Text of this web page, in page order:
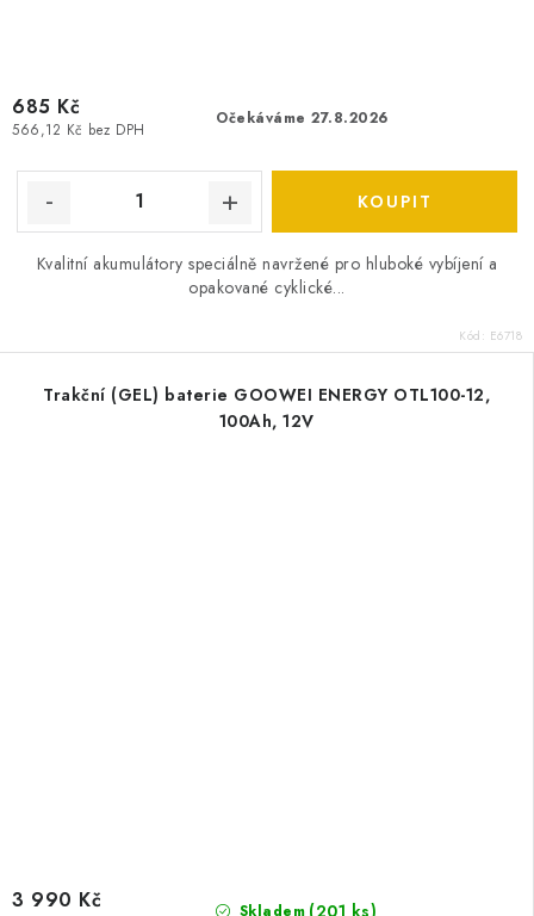
Očekáváme 27.8.2026
566,12 Kč bez DPH
685 Kč
Kvalitní akumulátory speciálně navržené pro hluboké vybíjení a
opakované cyklické...
Kód: E6718
Trakční (GEL) baterie GOOWEI ENERGY OTL100-12,
100Ah, 12V
Skladem (201 ks)
3 990 Kč